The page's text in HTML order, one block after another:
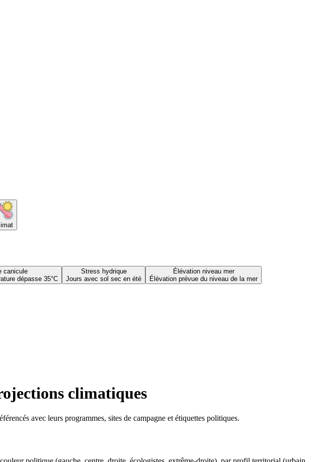
canicule
dépasse 35°C
Stress hydrique
Jours avec sol sec en été
Élévation niveau mer
Élévation prévue du niveau de la mer
climatiques
avec leurs programmes, sites de campagne et étiquettes politiques.